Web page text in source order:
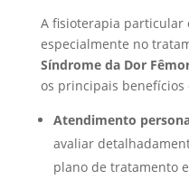
A fisioterapia particular
especialmente no
Síndrome da Dor
os principais benefícios
Atendimento
avaliar
plano de tratamento